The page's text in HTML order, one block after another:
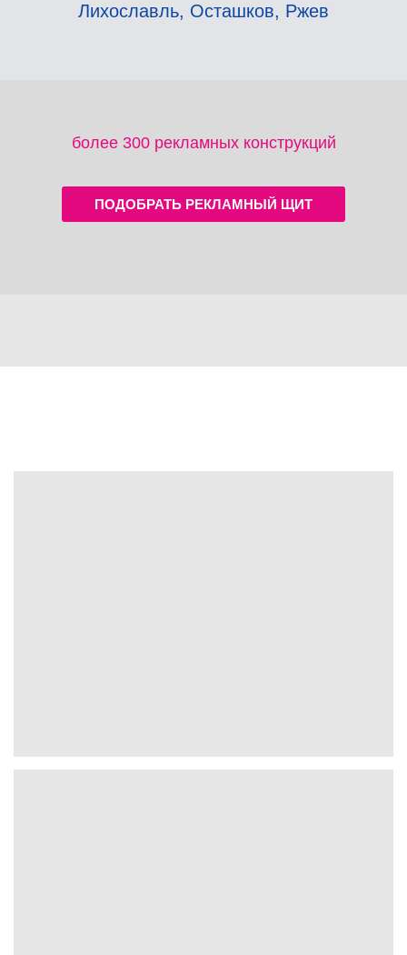
Лихославль, Осташков, Ржев
более 300 рекламных конструкций
ПОДОБРАТЬ РЕКЛАМНЫЙ ЩИТ